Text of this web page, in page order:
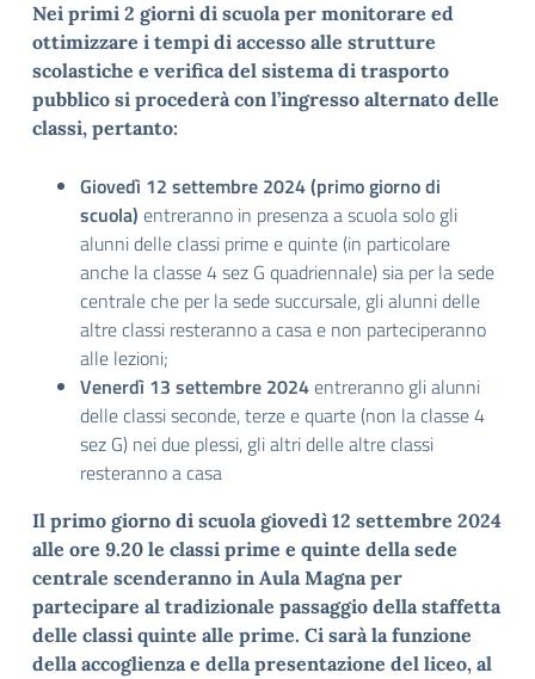
Nei primi 2 giorni di scuola per monitorare ed
ottimizzare i tempi di accesso alle strutture
scolastiche e verifica del sistema di trasporto
pubblico si procederà con l’ingresso alternato delle
classi, pertanto:
Giovedì 12 settembre 2024 (primo giorno di
scuola) entreranno in presenza a scuola solo gli
alunni delle classi prime e quinte (in particolare
anche la classe 4 sez G quadriennale) sia per la sede
centrale che per la sede succursale, gli alunni delle
altre classi resteranno a casa e non parteciperanno
alle lezioni;
Venerdì 13 settembre 2024entreranno gli alunni
delle classi seconde, terze e quarte (non la classe 4
sez G) nei due plessi, gli altri delle altre classi
resteranno a casa
Il primo giorno di scuola giovedì 12 settembre 2024
alle ore 9.20 le classi prime e quinte della sede
centrale scenderanno in Aula Magna per
partecipare al tradizionale passaggio della staffetta
delle classi quinte alle prime. Ci sarà la funzione
della accoglienza e della presentazione del liceo, al